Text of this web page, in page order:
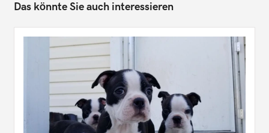
Das könnte Sie auch interessieren